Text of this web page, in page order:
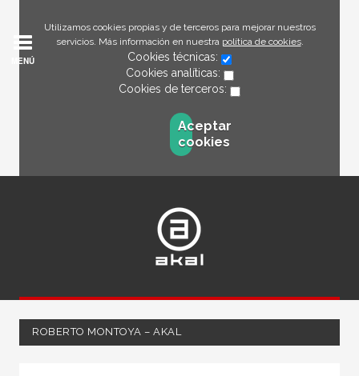
Utilizamos cookies propias y de terceros para mejorar nuestros
servicios. Más información en nuestra política de cookies.
Cookies técnicas:
Cookies analíticas:
Cookies de terceros:
Aceptar
cookies
MENÚ
ROBERTO MONTOYA – AKAL